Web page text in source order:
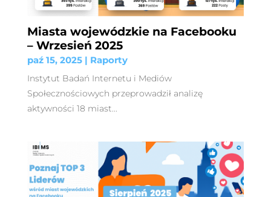
Miasta wojewódzkie na Facebooku
– Wrzesień 2025
paź 15, 2025| Raporty
Instytut Badań Internetu i Mediów
Społecznościowych przeprowadził analizę
aktywności 18 miast...